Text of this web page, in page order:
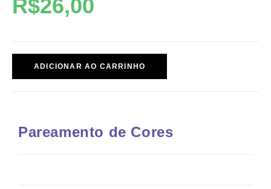
R$26,00
ADICIONAR AO CARRINHO
Pareamento de Cores